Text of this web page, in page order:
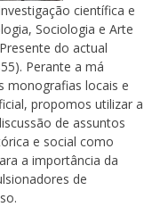
científica e
Sociologia e Arte
do actual
Perante a má
monografias locais e
propomos utilizar a
de assuntos
e social como
a importância da
de